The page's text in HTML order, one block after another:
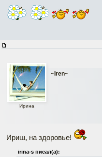
~Iren~
Ирина
Ириш, на здоровье!
irina-s писал(а):